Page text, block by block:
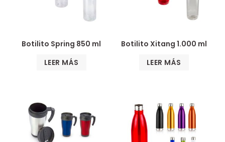
Botilito Spring 850 ml
LEER MÁS
Botilito Xitang 1.000 ml
LEER MÁS